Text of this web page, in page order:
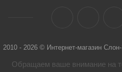
2010 - 2026 © Интернет-магазин
Обращаем ваше внимание на